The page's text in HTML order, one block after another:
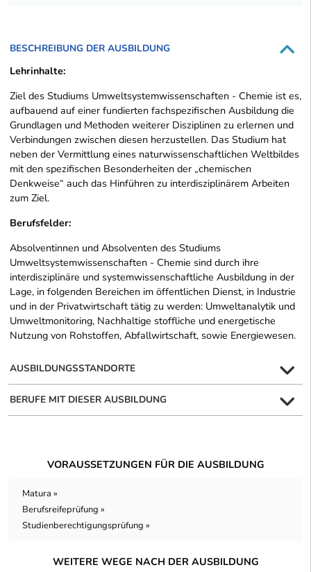
BESCHREIBUNG DER AUSBILDUNG
Lehrinhalte:
Ziel des Studiums Umweltsystemwissenschaften - Chemie ist es,
aufbauend auf einer fundierten fachspezifischen Ausbildung die
Grundlagen und Methoden weiterer Disziplinen zu erlernen und
Verbindungen zwischen diesen herzustellen. Das Studium hat
neben der Vermittlung eines naturwissenschaftlichen Weltbildes
mit den spezifischen Besonderheiten der „chemischen
Denkweise“ auch das Hinführen zu interdisziplinärem Arbeiten
zum Ziel.
Berufsfelder:
Absolventinnen und Absolventen des Studiums
Umweltsystemwissenschaften - Chemie sind durch ihre
interdisziplinäre und systemwissenschaftliche Ausbildung in der
Lage, in folgenden Bereichen im öffentlichen Dienst, in Industrie
und in der Privatwirtschaft tätig zu werden: Umweltanalytik und
Umweltmonitoring, Nachhaltige stoffliche und energetische
Nutzung von Rohstoffen, Abfallwirtschaft, sowie Energiewesen.
AUSBILDUNGSSTANDORTE
BERUFE MIT DIESER AUSBILDUNG
VORAUSSETZUNGEN FÜR DIE AUSBILDUNG
Matura »
Berufsreifeprüfung »
Studienberechtigungsprüfung »
WEITERE WEGE NACH DER AUSBILDUNG